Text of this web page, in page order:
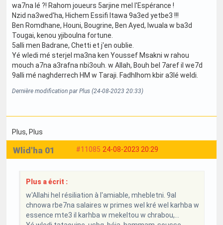
wa7na lé ?! Rahom joueurs 5arjine mel l'Espérance !
Nzid na3wed'ha, Hichem Essifi ltawa 9a3ed yetbe3 !!!
Ben Romdhane, Houni, Bougrine, Ben Ayed, Iwuala w ba3d
Tougai, kenou yjiboulna fortune.
5alli men Badrane, Chetti et j'en oublie.
Yé wledi mé sterjel ma3na ken Youssef Msakni w rahou
mouch a7na a3rafna nbi3ouh. w Allah, Bouh bel 7aref il we7d
9alli mé naghderrech HM w Taraji. Fadhlhom kbir a3lé weldi.
Dernière modification par Plus (24-08-2023 20:33)
Plus, Plus
#11085 24-08-2023 20:29
Wlid'ha 01
Plus a écrit :
w'Allahi hel résiliation à l'amiable, mhebletni. 9al
chnowa rbe7na salaires w primes wel kré wel karhba w
essence mte3 il karhba w mekeltou w chrabou,...